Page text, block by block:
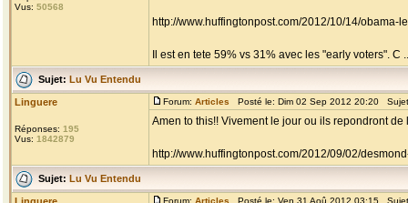
Vus: 50568
http://www.huffingtonpost.com/2012/10/14/
Il est en tete 59% vs 31% avec les "early voters". C
Sujet: Lu Vu Entendu
Linguere
Réponses: 195
Vus: 1842879
Forum: Articles Posté le: Dim 02 Sep 2012 20:20
Amen to this!! Vivement le jour ou ils repondront
http://www.huffingtonpost.com/2012/09/02/
Sujet: Lu Vu Entendu
Forum: Articles Posté le: Ven 31 Aoû 2012 03:15